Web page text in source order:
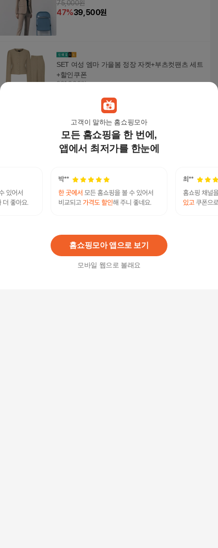
고객이 말하는 홈쇼핑모아
모든 홈쇼핑을 한 번에,
앱에서 최저가를 한눈에
홈쇼핑모아 앱으로 보기
모바일 웹으로 볼래요
75,000원
47%39,500원
SET 여성 엠마 가을봄 정장 자켓+부츠컷팬츠 세트
+할인쿠폰
201,800원
SET 여성 에바 가을봄 더블정장자켓+와이드 팬츠
세트
161,400원
VIVID SET 여성 에브리 봄가을 정장자켓+팬츠 세